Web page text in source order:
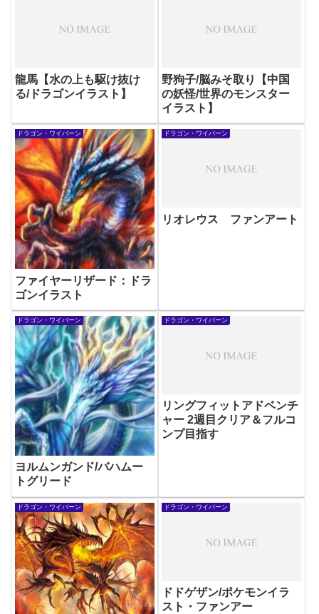
龍馬【水の上も駆け抜け
る/ドラゴンイラスト】
野狗子/脳みそ取り【中国
の妖怪/世界のモンスター
イラスト】
ドラゴン・ワイバーン
ファイヤーリザード：ドラ
ゴンイラスト
ドラゴン・ワイバーン
リオレウス ファンアート
ドラゴン・ワイバーン
ヨルムンガンド/バハムー
トグリード
ドラゴン・ワイバーン
リングフィットアドベンチ
ャー 2週目クリア＆フルコ
ンプ目指す
ドラゴン・ワイバーン ドラゴン・ワイバーン
ドドゲザン/ポケモンイラ
スト・ファンアー